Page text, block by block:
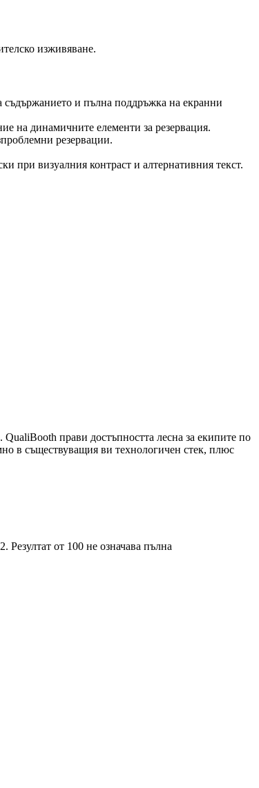
изживяване.
съдържанието и пълна поддръжка на екранни
на динамичните елементи за резервация.
резервации.
при визуалния контраст и алтернативния текст.
QualiBooth прави достъпността лесна за екипите по
в съществуващия ви технологичен стек, плюс
от 100 не означава пълна